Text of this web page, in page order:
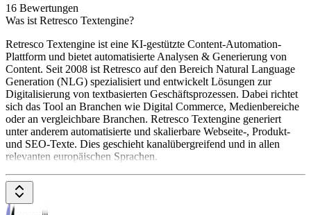
16 Bewertungen
Was ist Retresco Textengine?
Retresco Textengine ist eine KI-gestützte Content-Automation-
Plattform und bietet automatisierte Analysen & Generierung von
Content. Seit 2008 ist Retresco auf den Bereich Natural Language
Generation (NLG) spezialisiert und entwickelt Lösungen zur
Digitalisierung von textbasierten Geschäftsprozessen. Dabei richtet
sich das Tool an Branchen wie Digital Commerce, Medienbereiche
oder an vergleichbare Branchen. Retresco Textengine generiert
unter anderem automatisierte und skalierbare Webseite-, Produkt-
und SEO-Texte. Dies geschieht kanalübergreifend und in allen
relevanten europäischen Sprachen.